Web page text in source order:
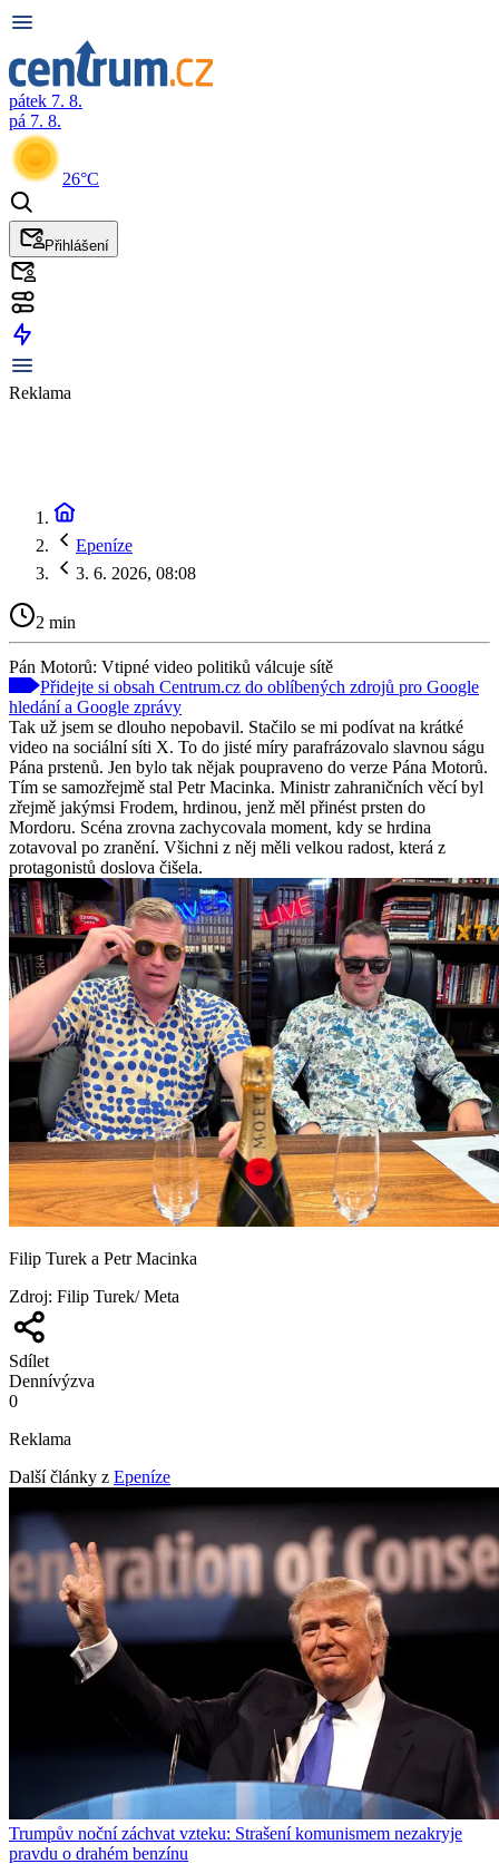
pátek 7. 8.
pá 7. 8.
26°C
Přihlášení
Reklama
Epeníze
3. 6. 2026, 08:08
2 min
Pán Motorů: Vtipné video politiků válcuje sítě
Přidejte si obsah Centrum.cz do oblíbených zdrojů pro Google
hledání a Google zprávy
Tak už jsem se dlouho nepobavil. Stačilo se mi podívat na krátké
video na sociální síti X. To do jisté míry parafrázovalo slavnou ságu
Pána prstenů. Jen bylo tak nějak poupraveno do verze Pána Motorů.
Tím se samozřejmě stal Petr Macinka. Ministr zahraničních věcí byl
zřejmě jakýmsi Frodem, hrdinou, jenž měl přinést prsten do
Mordoru. Scéna zrovna zachycovala moment, kdy se hrdina
zotavoval po zranění. Všichni z něj měli velkou radost, která z
protagonistů doslova čišela.
Filip Turek a Petr Macinka
Zdroj: Filip Turek/ Meta
Sdílet
Dennívýzva
0
Reklama
Další články z Epeníze
Trumpův noční záchvat vzteku: Strašení komunismem nezakryje
pravdu o drahém benzínu